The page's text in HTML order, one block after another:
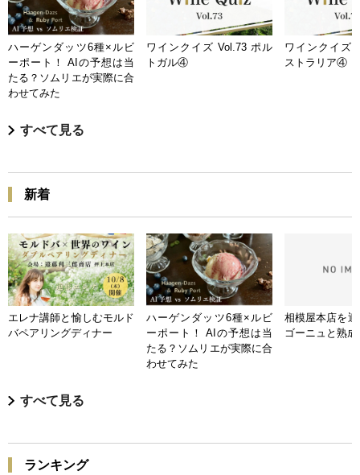
ハーゲンダッツ6種×ルビ
ーポート！ AIの予想は当
たる？ソムリエが実際に合
わせてみた
ワインクイズ Vol.73 ポル
トガル④
ワインクイズ
ストラリア④
すべて見る
新着
エレナ講師と愉しむモルド
バペアリングディナー
ハーゲンダッツ6種×ルビ
ーポート！ AIの予想は当
たる？ソムリエが実際に合
わせてみた
相模屋本店を
ゴーニュと熟
すべて見る
ランキング